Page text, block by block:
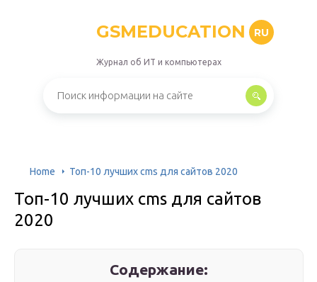
GSMEDUCATION RU
Журнал об ИТ и компьютерах
Home Топ-10 лучших cms для сайтов 2020
Топ-10 лучших cms для сайтов
2020
Содержание: